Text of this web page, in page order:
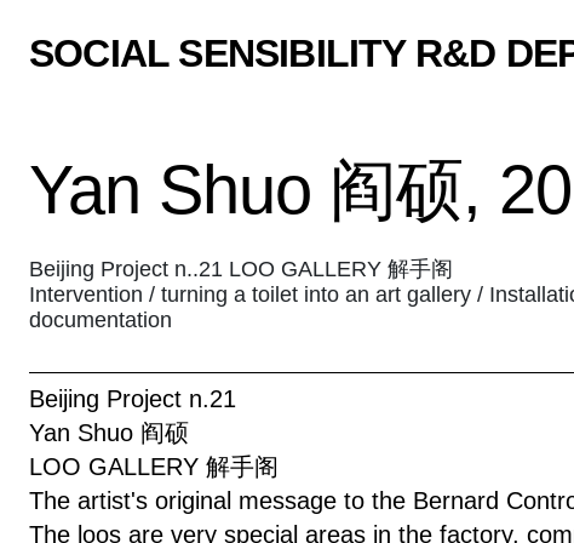
SOCIAL SENSIBILITY R&D
Yan Shuo 阎硕,
Beijing Project n..21 LOO GALLERY 解手阁
Intervention / turning a toilet into an art gallery /
documentation
Beijing Project n.21
Yan Shuo 阎硕
LOO GALLERY 解手阁
The artist's original message to the Bernard
The loos are very special areas in the factory,